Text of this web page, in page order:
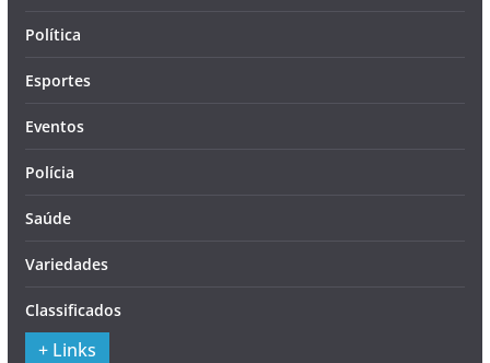
Política
Esportes
Eventos
Polícia
Saúde
Variedades
Classificados
+ Links